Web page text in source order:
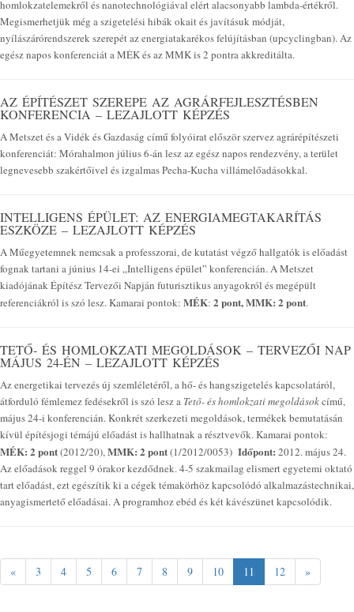
homlokzatelemekről és nanotechnológiával elért alacsonyabb lambda-értékről.
Megismerhetjük még a szigetelési hibák okait és javításuk módját,
nyílászárórendszerek szerepét az energiatakarékos felújításban (upcyclingban). Az
egész napos konferenciát a MÉK és az MMK is 2 pontra akkreditálta.
AZ ÉPÍTÉSZET SZEREPE AZ AGRÁRFEJLESZTÉSBEN
KONFERENCIA – LEZAJLOTT KÉPZÉS
A Metszet és a Vidék és Gazdaság című folyóirat először szervez agrárépítészeti
konferenciát: Mórahalmon július 6-án lesz az egész napos rendezvény, a terület
legnevesebb szakértőivel és izgalmas Pecha-Kucha villámelőadásokkal.
INTELLIGENS ÉPÜLET: AZ ENERGIAMEGTAKARÍTÁS
ESZKÖZE – LEZAJLOTT KÉPZÉS
A Műegyetemnek nemcsak a professzorai, de kutatást végző hallgatók is előadást
fognak tartani a június 14-ei „Intelligens épület” konferencián. A Metszet
kiadójának Építész Tervezői Napján futurisztikus anyagokról és megépült
referenciákról is szó lesz. Kamarai pontok: MÉK: 2 pont, MMK: 2 pont.
TETŐ- ÉS HOMLOKZATI MEGOLDÁSOK – TERVEZŐI NAP
MÁJUS 24-ÉN – LEZAJLOTT KÉPZÉS
Az energetikai tervezés új szemléletéről, a hő- és hangszigetelés kapcsolatáról,
átforduló fémlemez fedésekről is szó lesz a Tető- és homlokzati megoldásokcímű,
május 24-i konferencián. Konkrét szerkezeti megoldások, termékek bemutatásán
kívül építésjogi témájú előadást is hallhatnak a résztvevők. Kamarai pontok:
MÉK: 2 pont(2012/20),MMK: 2 pont(1/2012/0053) Időpont: 2012. május 24.
Az előadások reggel 9 órakor kezdődnek. 4-5 szakmailag elismert egyetemi oktató
tart előadást, ezt egészítik ki a cégek témakörhöz kapcsolódó alkalmazástechnikai,
anyagismertető előadásai. A programhoz ebéd és két kávészünet kapcsolódik.
« 3 4 5 6 7 8 9 10 11 12 »